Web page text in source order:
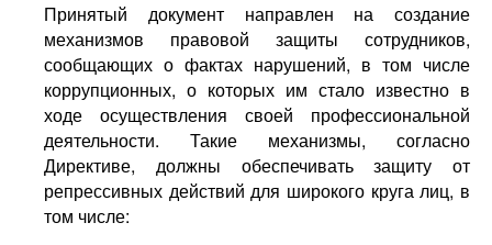
Принятый документ направлен на создание
механизмов правовой защиты сотрудников,
сообщающих о фактах нарушений, в том числе
коррупционных, о которых им стало известно в
ходе осуществления своей профессиональной
деятельности. Такие механизмы, согласно
Директиве, должны обеспечивать защиту от
репрессивных действий для широкого круга лиц, в
том числе: